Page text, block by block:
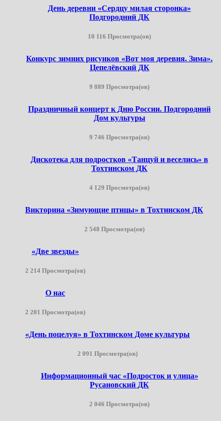
День деревни «Сердцу милая сторонка»
Подгородний ДК
10 116 Просмотра(ов)
Конкурс зимних рисунков «Вот моя деревня. Зима».
Цепелёвский ДК
9 889 Просмотра(ов)
Праздничный концерт к Дню России. Подгородний
Дом культуры
9 746 Просмотра(ов)
Дискотека для подростков «Танцуй и веселись» в
Тохтинском ДК
4 129 Просмотра(ов)
Викторина «Зимующие птицы» в Тохтинском ДК
2 548 Просмотра(ов)
«Две звезды»
2 214 Просмотра(ов)
О нас
2 201 Просмотра(ов)
«День поцелуя» в Тохтинском Доме культуры
2 091 Просмотра(ов)
Информационный час «Подросток и улица»
Русановский ДК
2 046 Просмотра(ов)